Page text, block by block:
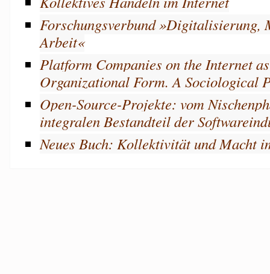
Forschungsverbund »Digitalisierung,
Arbeit«
Platform Companies on the Internet
Organizational Form. A Sociological
Open-Source-Projekte: vom
integralen Bestandteil der
Neues Buch: Kollektivität und Macht